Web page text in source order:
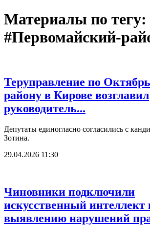
Материалы по тегу:
#Первомайский-
Теруправление по
району в Кирове возглавил
руководитель...
Депутаты единогласно согласились с
Зотина.
29.04.2026 11:30
Чиновники подключили
искусственный интеллект
выявлению нарушений